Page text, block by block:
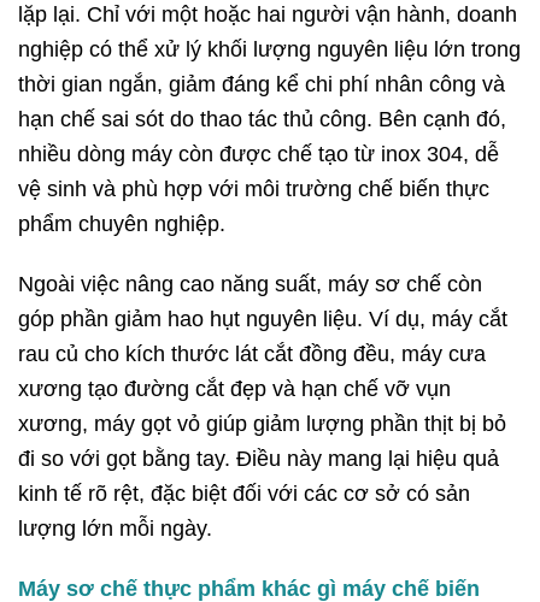
lặp lại. Chỉ với một hoặc hai người vận hành, doanh
nghiệp có thể xử lý khối lượng nguyên liệu lớn trong
thời gian ngắn, giảm đáng kể chi phí nhân công và
hạn chế sai sót do thao tác thủ công. Bên cạnh đó,
nhiều dòng máy còn được chế tạo từ inox 304, dễ
vệ sinh và phù hợp với môi trường chế biến thực
phẩm chuyên nghiệp.
Ngoài việc nâng cao năng suất, máy sơ chế còn
góp phần giảm hao hụt nguyên liệu. Ví dụ, máy cắt
rau củ cho kích thước lát cắt đồng đều, máy cưa
xương tạo đường cắt đẹp và hạn chế vỡ vụn
xương, máy gọt vỏ giúp giảm lượng phần thịt bị bỏ
đi so với gọt bằng tay. Điều này mang lại hiệu quả
kinh tế rõ rệt, đặc biệt đối với các cơ sở có sản
lượng lớn mỗi ngày.
Máy sơ chế thực phẩm khác gì máy chế biến